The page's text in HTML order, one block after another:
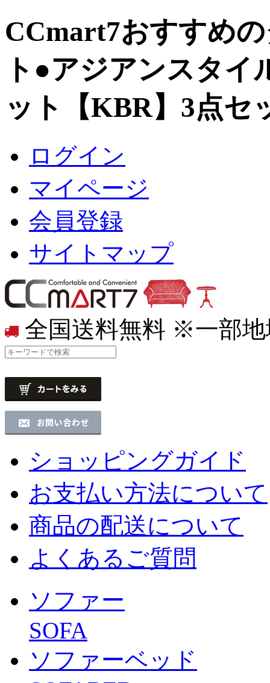
CCmart7おすすめ
ト ●アジアンスタイ
ット【KBR】3点セ
ログイン
マイページ
会員登録
サイトマップ
全国送料無料 ※一部地
ショッピングガイド
お支払い方法について
商品の配送について
よくあるご質問
ソファー
SOFA
ソファーベッド